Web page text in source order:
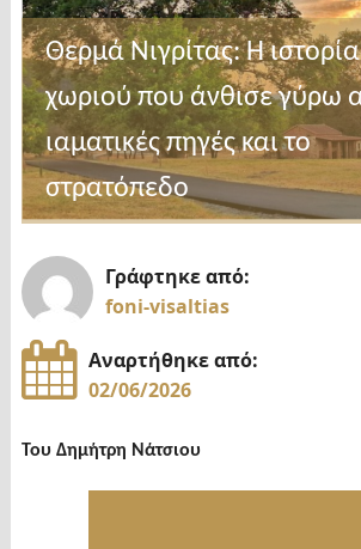
Θερμά Νιγρίτας: Η
χωριού που άνθισε γύρω
ιαματικές πηγές και το
στρατόπεδο
Γράφτηκε από:
foni-visaltias
Αναρτήθηκε από:
02/06/2026
Του Δημήτρη Νάτσιου